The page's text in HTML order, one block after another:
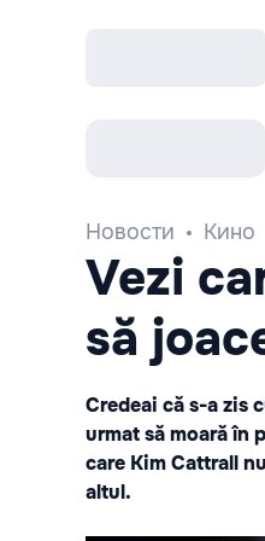
Новости Кино
Vezi
să
Credeai că s-a zis
urmat să moară în
care Kim Cattrall
altul.